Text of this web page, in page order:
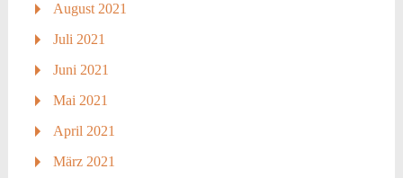
August 2021
Juli 2021
Juni 2021
Mai 2021
April 2021
März 2021